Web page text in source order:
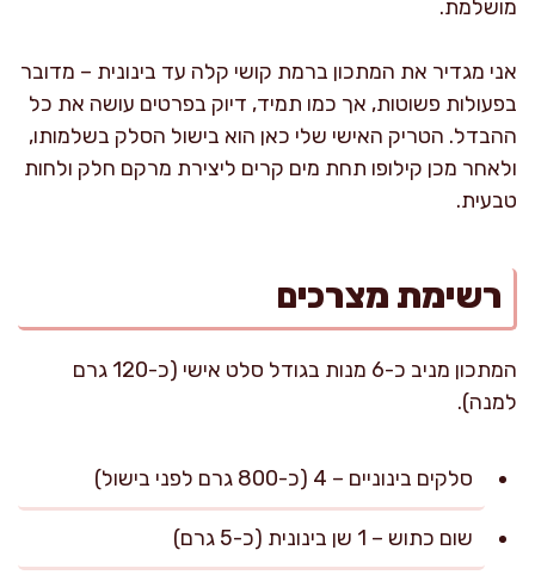
מושלמת.
אני מגדיר את המתכון ברמת קושי קלה עד בינונית – מדובר
בפעולות פשוטות, אך כמו תמיד, דיוק בפרטים עושה את כל
ההבדל. הטריק האישי שלי כאן הוא בישול הסלק בשלמותו,
ולאחר מכן קילופו תחת מים קרים ליצירת מרקם חלק ולחות
טבעית.
רשימת מצרכים
המתכון מניב כ-6 מנות בגודל סלט אישי (כ-120 גרם
למנה).
סלקים בינוניים – 4 (כ-800 גרם לפני בישול)
שום כתוש – 1 שן בינונית (כ-5 גרם)